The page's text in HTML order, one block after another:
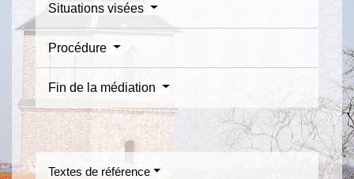
Situations visées
Procédure
Fin de la médiation
Textes de référence